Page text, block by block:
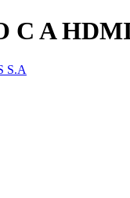
C A
S.A